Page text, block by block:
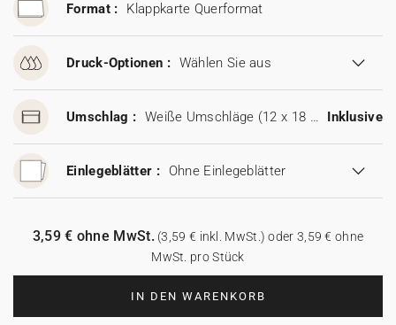
Format : Klappkarte Querformat
Druck-Optionen : Wählen Sie aus
Umschlag : Weiße Umschläge (12 x 18 cm) Inklusive
Einlegeblätter : Ohne Einlegeblätter
IN DEN WARENKORB
3,59 € ohne MwSt.(3,59 € inkl. MwSt.) oder 3,59 € ohne
MwSt. pro Stück